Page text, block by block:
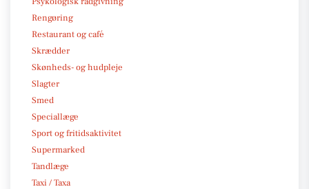
Rengøring
Restaurant og café
Skrædder
Skønheds- og hudpleje
Slagter
Smed
Speciallæge
Sport og fritidsaktivitet
Supermarked
Tandlæge
Taxi / Taxa